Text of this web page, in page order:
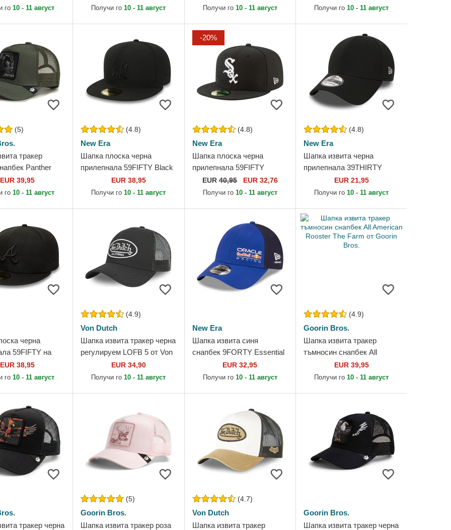
го10 - 11 август Получи го10 - 11 август
Los Angeles Dodgers MLB
Получи го 10 - 11 август Получи го10 - 11 август
(5)
тракер
Panther
от Goorin Bros.
EUR 39,95
го10 - 11 август
(4.8)
New Era
Шапка плоска черна
прилепнала 59FIFTY Black
on Black на New York
Yankees MLB от New Era
EUR 38,95
Получи го10 - 11 август
-20%
(4.8)
New Era
Шапка плоска черна
прилепнала 59FIFTY
Authentic On Field Game на
Chicago White Sox MLB от
EUR40,95 EUR 32,76
Получи го 10 - 11 август
(4.8)
New Era
Шапка извита черна
прилепнала 39THIRTY
Basic Flag от New Era
EUR 21,95
Получи го10 - 11 август
черна
59FIFTY на
MLB от New
EUR 38,95
го10 - 11 август
(4.9)
Von Dutch
Шапка извита тракер черна
регулируем LOFB 5 от Von
EUR 34,90
Получи го10 - 11 август
New Era
Шапка извита синя
снапбек 9FORTY Essential
на Red Bull Racing Formula
1 от New Era
EUR 32,95
Получи го 10 - 11 август
(4.9)
Goorin Bros.
Шапка извита тракер
тъмносин снапбек All
American Rooster The Farm
от Goorin Bros.
EUR 39,95
Получи го10 - 11 август
тракер черна
(5)
Goorin Bros.
Шапка извита тракер роза
(4.7)
Von Dutch
Шапка извита тракер
Goorin Bros.
Шапка извита тракер черна